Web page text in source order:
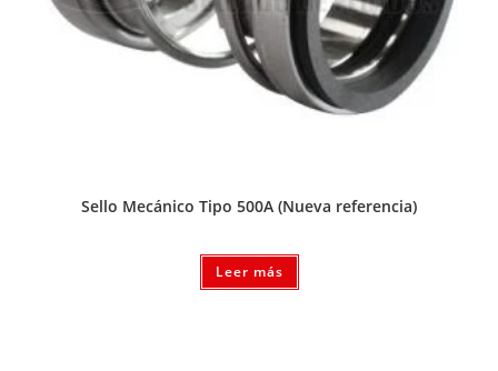
Sello Mecánico Tipo 500A (Nueva referencia)
Leer más